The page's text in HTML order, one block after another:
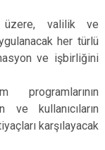
valilik ve
her türlü
ve işbirliğini
programlarının
ve kullanıcıların
karşılayacak